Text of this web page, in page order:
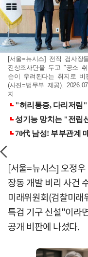
[서울=뉴시스] 전직 검사장
진상조사단을 두고 "공소
손이 우려된다는 취지로
(사진=법무부 제공).
지
[서울=뉴시스] 오정
장동 개발 비리 사건
미래위원회(검찰미
특검 기구 신설"이라
공개 비판에 나섰다.